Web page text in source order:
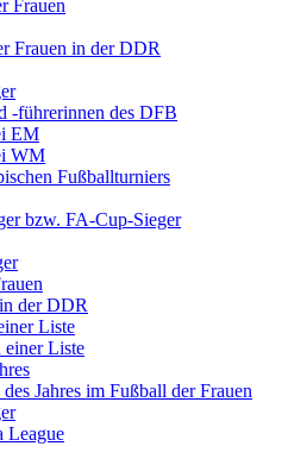
Frauen
Frauen in der DDR
-führerinnen des DFB
EM
WM
Fußballturniers
bzw. FA-Cup-Sieger
der DDR
Liste
einer Liste
Jahres im Fußball der Frauen
League